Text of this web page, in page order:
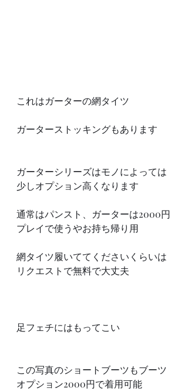
これはガーターの網タイツ
ガーターストッキングもあります
ガーターシリーズはモノによっては
少しオプション高くなります
通常はパンスト、ガーターは2000円
プレイで使うやお持ち帰り用
網タイツ履いててくださいくらいは
リクエストで無料で大丈夫
足フェチにはもってこい
この写真のショートブーツもブーツ
オプション2000円で着用可能